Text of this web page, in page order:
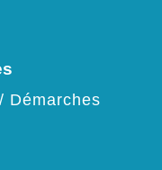
/ Démarches